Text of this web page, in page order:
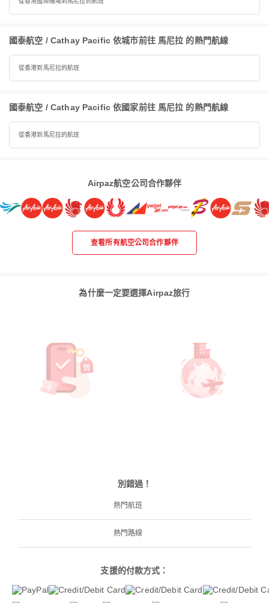
國泰航空 / Cathay Pacific 依城市前往 馬尼拉 的熱門航線
從香港到馬尼拉的航班
國泰航空 / Cathay Pacific 依國家前往 馬尼拉 的熱門航線
從香港到馬尼拉的航班
Airpaz航空公司合作夥伴
查看所有航空公司合作夥伴
為什麼一定要選擇Airpaz旅行
別錯過！
熱門航班
熱門路線
支援的付款方式：